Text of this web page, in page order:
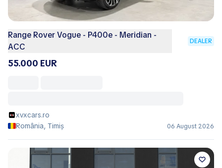
Range Rover Vogue - P400e - Meridian -
ACC
DEALER
55.000 EUR
xvxcars.ro
România, Timiș
06 August 2026